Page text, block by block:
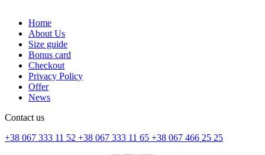
Home
About Us
Size guide
Bonus card
Checkout
Privacy Policy
Offer
News
Contact us
+38 067 333 11 52 +38 067 333 11 65 +38 067 466 25 25